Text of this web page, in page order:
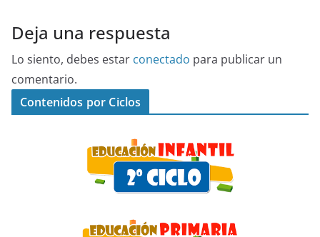
Deja una respuesta
Lo siento, debes estar conectado para publicar un
comentario.
Contenidos por Ciclos